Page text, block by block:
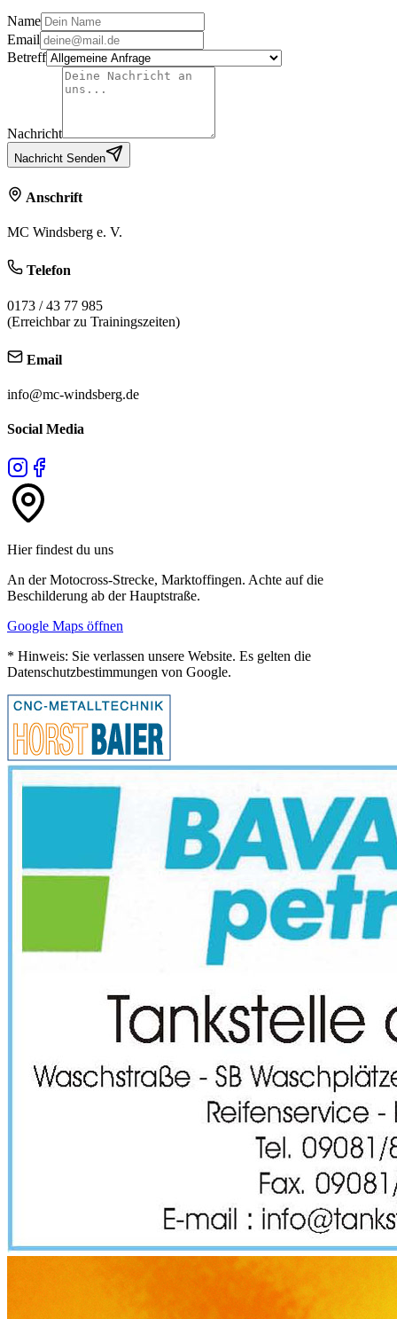
Name
Email
Betreff
Nachricht
Nachricht Senden
Anschrift
MC Windsberg e. V.
Telefon
0173 / 43 77 985
(Erreichbar zu Trainingszeiten)
Email
info@mc-windsberg.de
Social Media
Hier findest du uns
An der Motocross-Strecke, Marktoffingen. Achte auf die
Beschilderung ab der Hauptstraße.
Google Maps öffnen
* Hinweis: Sie verlassen unsere Website. Es gelten die
Datenschutzbestimmungen von Google.